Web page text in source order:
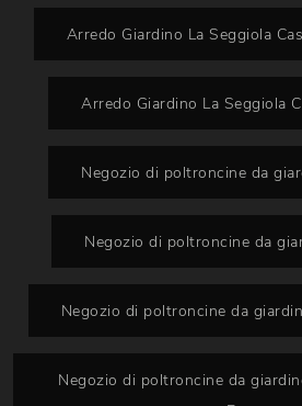
Arredo Giardino La Seggiola
Arredo Giardino La Seggiola
Negozio di poltroncine da
Negozio di poltroncine da
Negozio di poltroncine da
Negozio di poltroncine da